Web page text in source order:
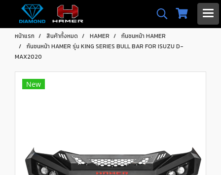
หน้าแรก สินค้าทั้งหมด HAMER
กันชนหน้า HAMER
กันชนหน้า HAMER รุ่น KING SERIES BULL BAR FOR ISUZU D-
MAX2020
New